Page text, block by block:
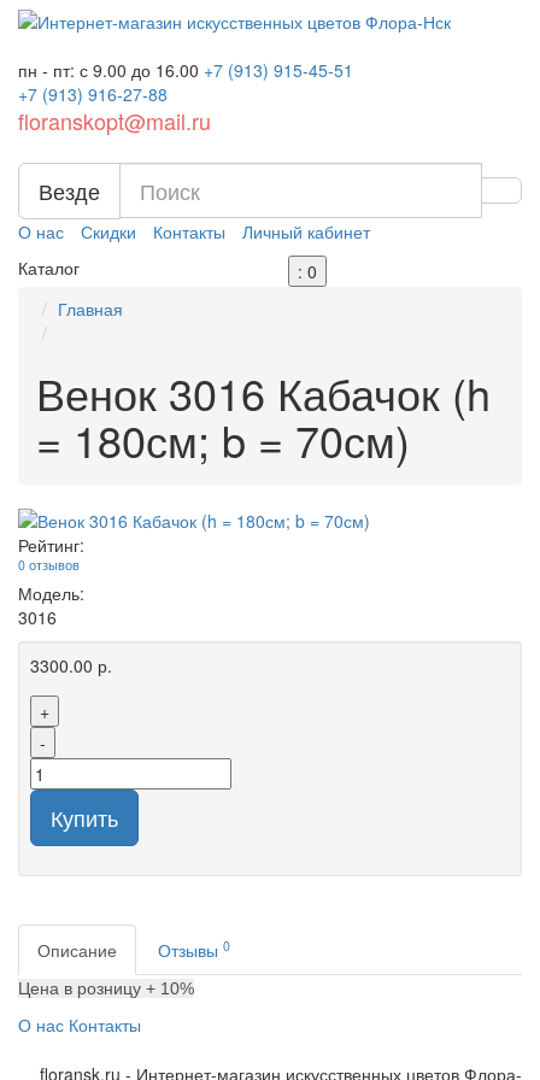
пн - пт: с 9.00 до 16.00 +7 (913) 915-45-51
+7 (913) 916-27-88
floranskopt@mail.ru
Везде
О нас Скидки Контакты
Личный кабинет
Каталог
: 0
Главная
Венок 3016 Кабачок (h
= 180см; b = 70см)
Рейтинг:
0 отзывов
Модель:
3016
3300.00 р.
+
-
Купить
Описание Отзывы 0
Цена в розницу + 10%
О нас Контакты
floransk.ru - Интернет-магазин искусственных цветов Флора-